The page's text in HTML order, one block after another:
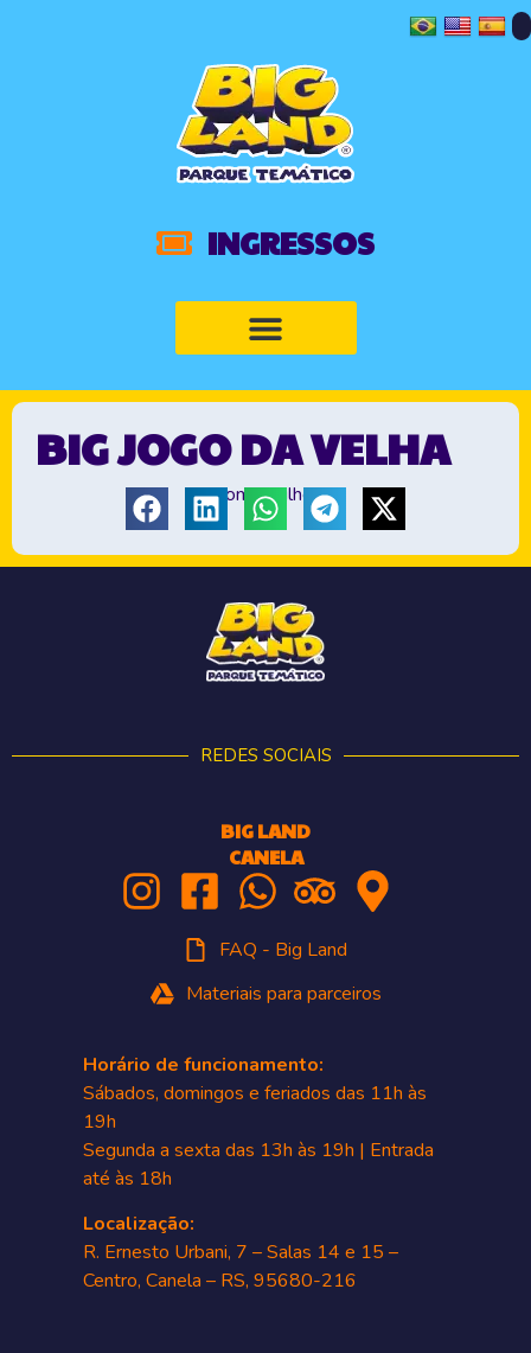
INGRESSOS
BIG JOGO DA VELHA
Compartilhe:
REDES SOCIAIS
BIG LAND
CANELA
FAQ - Big Land
Materiais para parceiros
Horário de funcionamento:
Sábados, domingos e feriados das 11h às
19h
Segunda a sexta das 13h às 19h | Entrada
até às 18h
Localização:
R. Ernesto Urbani, 7 – Salas 14 e 15 –
Centro, Canela – RS, 95680-216